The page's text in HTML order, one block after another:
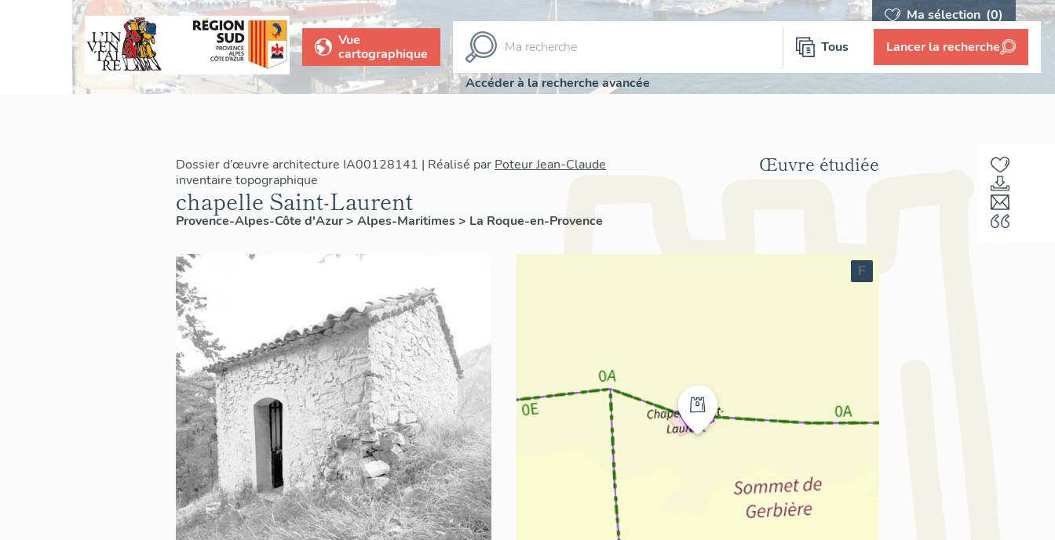
Ma sélection (0)
Vue
cartographique
Tous Lancer la recherche
Accéder à la recherche avancée
Dossier d’œuvre architecture IA00128141 | Réalisé par Poteur Jean-Claude
inventaire topographique
chapelle Saint-Laurent
Provence-Alpes-Côte d'Azur> Alpes-Maritimes> La Roque-en-Provence
Œuvre étudiée
F